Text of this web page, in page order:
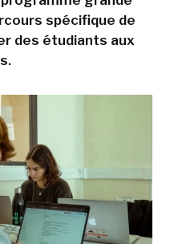
spécifique de
des étudiants aux